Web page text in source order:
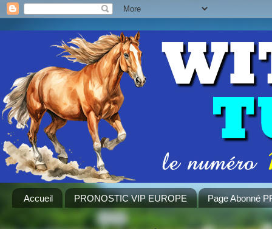
Accueil PRONOSTIC VIP EUROPE Page Abonné